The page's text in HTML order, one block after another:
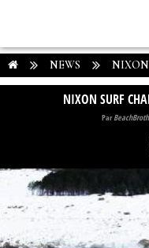
NEWS NIXON
NIXON SURF
Par